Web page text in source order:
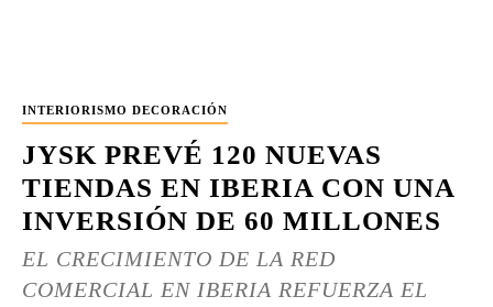
INTERIORISMO DECORACIÓN
JYSK PREVÉ 120 NUEVAS
TIENDAS EN IBERIA CON UNA
INVERSIÓN DE 60 MILLONES
EL CRECIMIENTO DE LA RED
COMERCIAL EN IBERIA REFUERZA EL